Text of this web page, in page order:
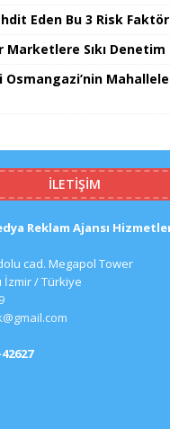
Eden Bu 3 Risk
Marketlere Sıkı Denetim
Osmangazi’nin
İLETIŞIM
Reklam Ajansı
cad. Megapol Tower
İzmir / Türkiye